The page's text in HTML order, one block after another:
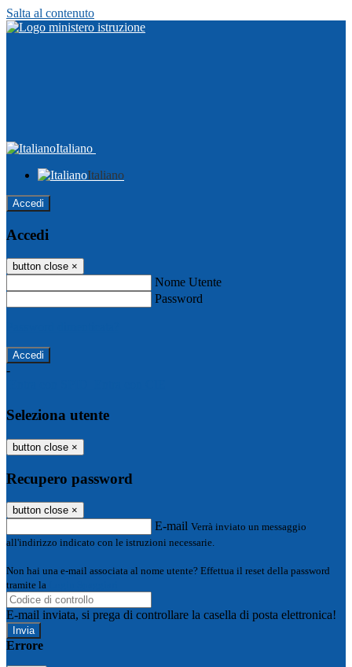
Salta al contenuto
Italiano
Italiano
Accedi
Accedi
button close ×
Nome Utente
Password
-
Seleziona utente
button close ×
Recupero password
button close ×
E-mail Verrà inviato un messaggio
all'indirizzo indicato con le istruzioni necessarie.
Non hai una e-mail associata al nome utente? Effettua il reset della password
tramite la
E-mail inviata, si prega di controllare la casella di posta elettronica!
Errore